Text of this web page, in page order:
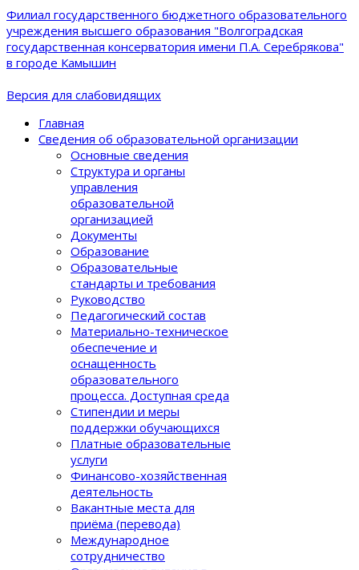
Филиал государственного бюджетного образовательного
учреждения высшего образования "Волгоградская
государственная консерватория имени П.А. Серебрякова"
в городе Камышин
Версия для слабовидящих
Главная
Сведения об образовательной организации
Основные сведения
Структура и органы
управления
образовательной
организацией
Документы
Образование
Образовательные
стандарты и требования
Руководство
Педагогический состав
Материально-техническое
обеспечение и
оснащенность
образовательного
процеcса. Доступная среда
Стипендии и меры
поддержки обучающихся
Платные образовательные
услуги
Финансово-хозяйственная
деятельность
Вакантные места для
приёма (перевода)
Международное
сотрудничество